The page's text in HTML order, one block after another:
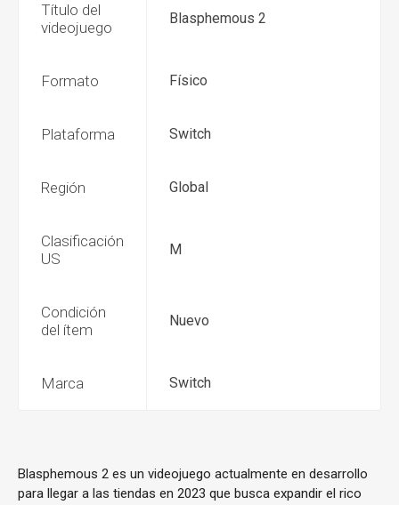
Título del
videojuego
Blasphemous 2
Formato Físico
Plataforma Switch
Región Global
Clasificación
US
M
Condición
del ítem
Nuevo
Marca Switch
Blasphemous 2 es un videojuego actualmente en desarrollo
para llegar a las tiendas en 2023 que busca expandir el rico